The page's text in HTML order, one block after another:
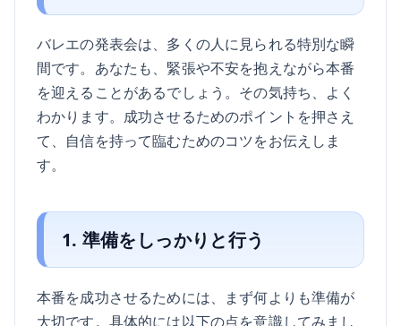
バレエの発表会は、多くの人に見られる特別な瞬
間です。あなたも、緊張や不安を抱えながら本番
を迎えることがあるでしょう。その気持ち、よく
わかります。成功させるためのポイントを押さえ
て、自信を持って臨むためのコツをお伝えしま
す。
1. 準備をしっかりと行う
本番を成功させるためには、まず何よりも準備が
大切です。具体的には以下の点を意識してみまし